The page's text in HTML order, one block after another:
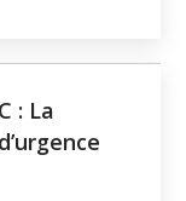
: La